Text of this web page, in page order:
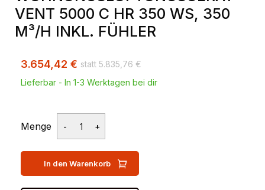
VENT 5000 C HR 350 WS, 350
M³/H INKL. FÜHLER
5.835,76 €
3.654,42 €
Lieferbar - In 1-3 Werktagen bei dir
Menge
In den Warenkorb